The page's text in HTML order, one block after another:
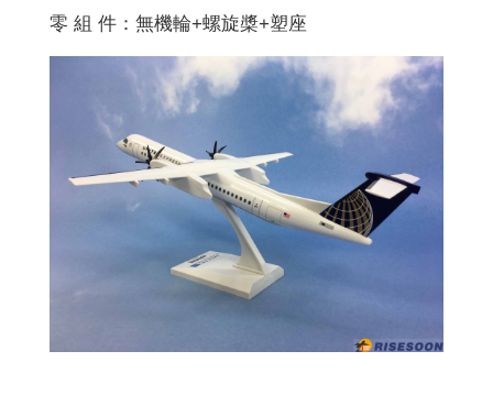
零 組 件：無機輪+螺旋槳+塑座